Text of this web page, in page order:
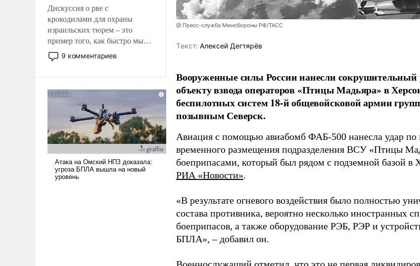
Дискуссия о рве с
крокодилами для охраны
израильских тюрем – это
пример того, как быстро мы
двигаемся по пути
революционных изменений.
псевдонаучной фантастики,
стало всерьез обсуждаемой
9 комментариев
@ Пресс-служба Минобороны РФ/ТАСС
Tекст: Алексей Дегтярёв
Вооруженные силы России нанесли сокрушительный
объекту взвода операторов «Птицы Мадьяра» в
беспилотных систем 18-й общевойсковой армии
позывным Северск.
Авиация с помощью авиабомб ФАБ-500 нанесла удар по
временного размещения подразделения ВСУ «Птицы
боеприпасами, который был рядом с подземной базой в
РИА «Новости».
«В результате огневого воздействия было полностью
состава противника, вероятно несколько иностранных
боеприпасов, а также оборудование РЭБ, РЭР и
БПЛА», – добавил он.